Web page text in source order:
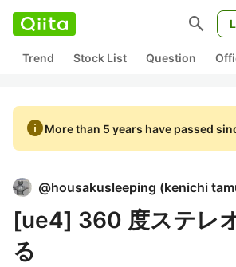
search
Trend Stock List Question
infoMore than 5 years have passed
@housakusleeping (kenichi
[ue4] 360 度ステレ
る